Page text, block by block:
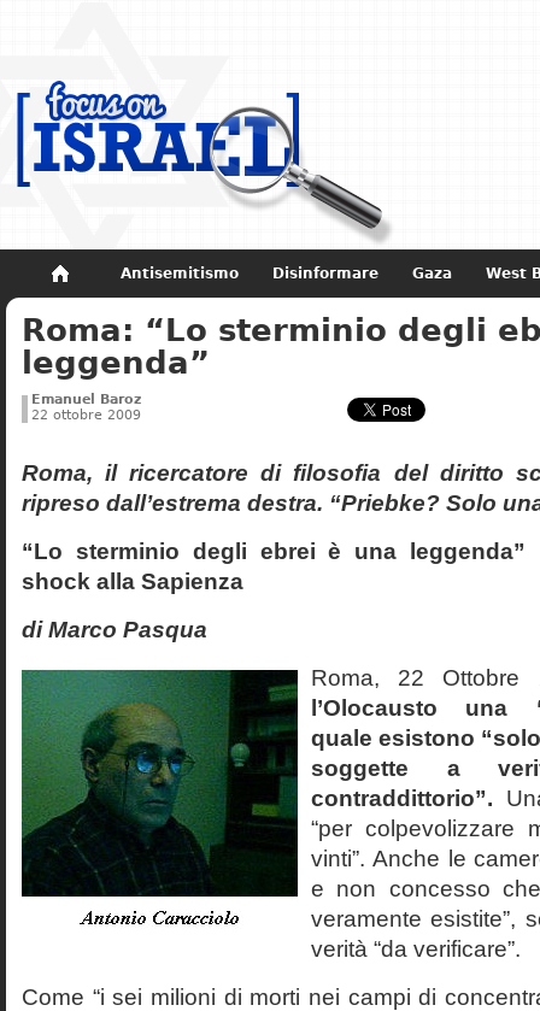
Antisemitismo Disinformare Gaza West
Non dimenticare Storia di Israele
Roma: “Lo sterminio degli
leggenda”
Emanuel Baroz
22 ottobre 2009
Roma, il ricercatore di filosofia del diritto
ripreso dall’estrema destra. “Priebke? Solo
“Lo sterminio degli ebrei è una leggenda”
shock alla Sapienza
di Marco Pasqua
Roma, 22
l’Olocausto una
quale esistono
soggette a
contraddittorio”.
“per colpevolizzare
vinti”. Anche le
e non concesso
veramente esistite”,
verità “da verificare”.
Come “i sei milioni di morti nei campi di